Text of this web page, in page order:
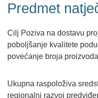
Predmet
Cilj Poziva na dostavu
poboljšanje kvalitete
povećanje broja
Ukupna raspoloživa
regionalni razvoj